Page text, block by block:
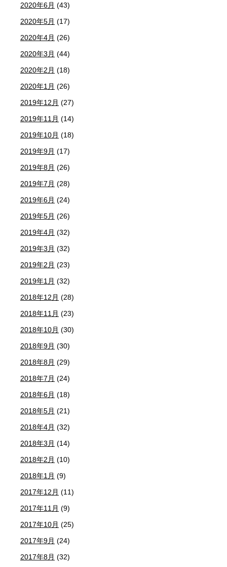
2020年6月 (43)
2020年5月 (17)
2020年4月 (26)
2020年3月 (44)
2020年2月 (18)
2020年1月 (26)
2019年12月 (27)
2019年11月 (14)
2019年10月 (18)
2019年9月 (17)
2019年8月 (26)
2019年7月 (28)
2019年6月 (24)
2019年5月 (26)
2019年4月 (32)
2019年3月 (32)
2019年2月 (23)
2019年1月 (32)
2018年12月 (28)
2018年11月 (23)
2018年10月 (30)
2018年9月 (30)
2018年8月 (29)
2018年7月 (24)
2018年6月 (18)
2018年5月 (21)
2018年4月 (32)
2018年3月 (14)
2018年2月 (10)
2018年1月 (9)
2017年12月 (11)
2017年11月 (9)
2017年10月 (25)
2017年9月 (24)
2017年8月 (32)